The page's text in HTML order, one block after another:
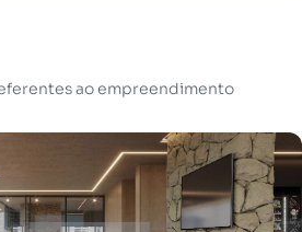
ao empreendimento